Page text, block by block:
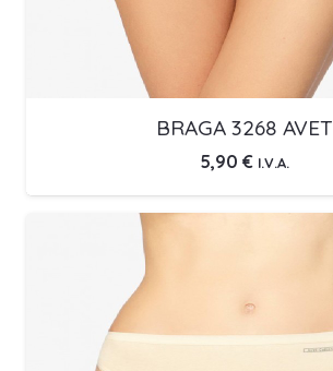
BRAGA 3268 AVET
5,90 € I.V.A.